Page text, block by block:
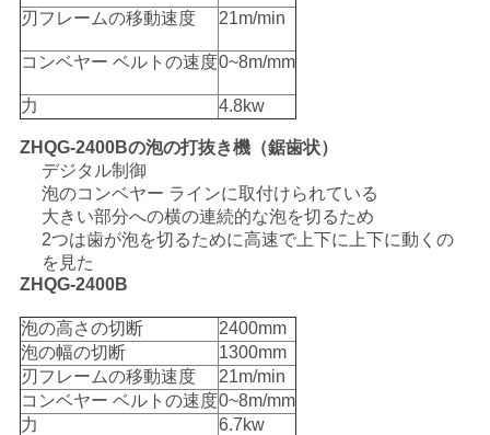
シ
ー
刃フレームの移動速度 21m/min
コンベヤー ベルトの速度0~8m/mm
力 4.8kw
ZHQG-2400Bの泡の打抜き機（鋸歯状）
デジタル制御
泡のコンベヤー ラインに取付けられている
大きい部分への横の連続的な泡を切るため
2つは歯が泡を切るために高速で上下に上下に動くの
を見た
ZHQG-2400B
泡の高さの切断
2400mm
泡の幅の切断
1300mm
刃フレームの移動速度
21m/min
コンベヤー ベルトの速度0~8m/mm
力
6.7kw